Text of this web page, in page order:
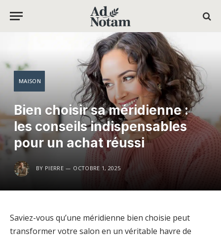
MAISON
Bien choisir sa méridienne :
les conseils indispensables
pour un achat réussi
BY PIERRE OCTOBRE 1, 2025
Saviez-vous qu’une méridienne bien choisie peut
transformer votre salon en un véritable havre de